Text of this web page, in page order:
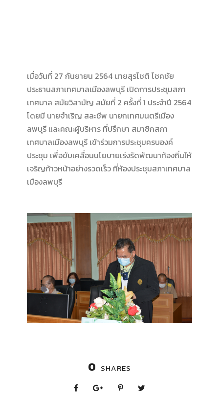
เมื่อวันที่ 27 กันยายน 2564 นายสุรโชติ โชคชัย
ประธานสภาเทศบาลเมืองลพบุรี เปิดการประชุมสภา
เทศบาล สมัยวิสามัญ สมัยที่ 2 ครั้งที่ 1 ประจำปี 2564
โดยมี นายจำเริญ สละชีพ นายกเทศมนตรีเมือง
ลพบุรี และคณะผู้บริหาร ที่ปรึกษา สมาชิกสภา
เทศบาลเมืองลพบุรี เข้าร่วมการประชุมครบองค์
ประชุม เพื่อขับเคลื่อนนโยบายเร่งรัดพัฒนาท้องถิ่นให้
เจริญก้าวหน้าอย่างรวดเร็ว ที่ห้องประชุมสภาเทศบาล
เมืองลพบุรี
0 SHARES